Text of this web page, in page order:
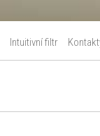
Intuitivní filtr